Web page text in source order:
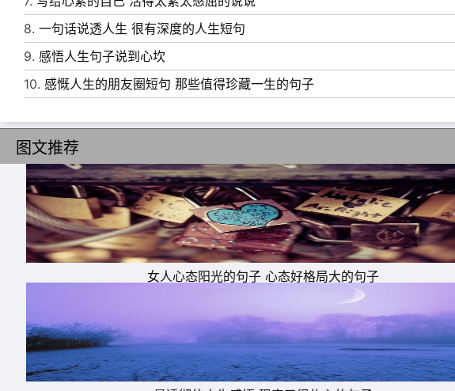
11、听说女人最好的状态就是：懂得尊重、不管他人闲事、不晒
12、一个女人最好的状态莫过于:既有人疼，又有人爱;可以像猫
遍山河，也能蜷居在家;如行云，似流水，足矣。
13、一个女人最好的生活状态，是努力提升自己，不断的给自
14、一个女人最好的状态是：阳光下像个孩子，风雨里像个大
好奇。
15、女人最好的状态就是穿上自己喜欢的衣服。画个淡妆。做自
8. 一句话说透人生 很有深度的人生短句
9. 感悟人生句子说到心坎
10. 感慨人生的朋友圈短句 那些值得珍藏一生的句子
图文推荐
女人心态阳光的句子 心态好格局大的句子